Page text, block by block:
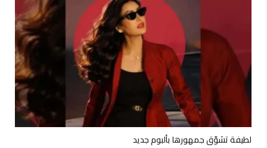
لطيفة تشوّق جمهورها بألبوم جديد